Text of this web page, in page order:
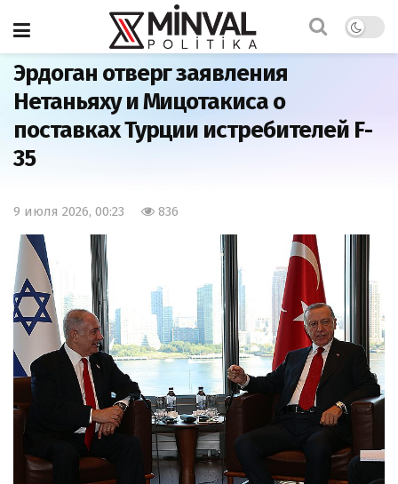
Главная
Эрдоган отверг заявления
Нетаньяху и Мицотакиса о
поставках Турции истребителей F-
35
9 июля 2026, 00:23 836